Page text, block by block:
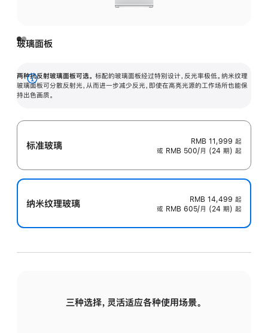
玻璃面板
两种抗反射玻璃面板可选。 标配的玻璃面板经过特别设计，反光率极低。纳米纹理
玻璃面板可分散反射光，从而进一步减少反光，即使在高亮光源的工作场所也能保
持出色画质。
展
开
标准玻璃 RMB 11,999 起
或 RMB 500/月 (24 期) 起
纳米纹理玻璃 RMB 14,499 起
或 RMB 605/月 (24 期) 起
三种选择，灵活适应各种使用场景。